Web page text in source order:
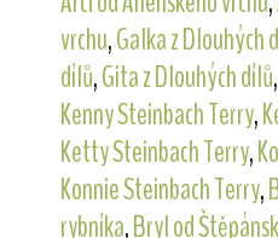
vrchu,Galka z Dlouhých
dílů,Gita z Dlouhých dílů,
Kenny Steinbach Terry,
Ketty Steinbach Terry,
Konnie Steinbach Terry,
rybníka,Bryl od